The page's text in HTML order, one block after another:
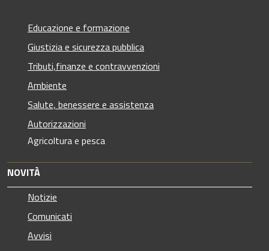
Educazione e formazione
Giustizia e sicurezza pubblica
Tributi,finanze e contravvenzioni
Ambiente
Salute, benessere e assistenza
Autorizzazioni
Agricoltura e pesca
NOVITÀ
Notizie
Comunicati
Avvisi